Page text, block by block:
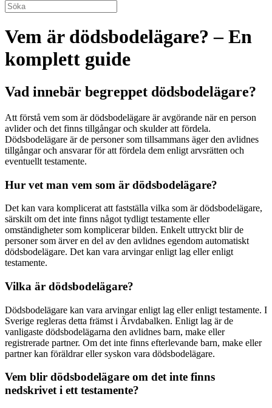
Vem är dödsbodelägare? – En
komplett guide
Vad innebär begreppet dödsbodelägare?
Att förstå vem som är dödsbodelägare är avgörande när en person
avlider och det finns tillgångar och skulder att fördela.
Dödsbodelägare är de personer som tillsammans äger den avlidnes
tillgångar och ansvarar för att fördela dem enligt arvsrätten och
eventuellt testamente.
Hur vet man vem som är dödsbodelägare?
Det kan vara komplicerat att fastställa vilka som är dödsbodelägare,
särskilt om det inte finns något tydligt testamente eller
omständigheter som komplicerar bilden. Enkelt uttryckt blir de
personer som ärver en del av den avlidnes egendom automatiskt
dödsbodelägare. Det kan vara arvingar enligt lag eller enligt
testamente.
Vilka är dödsbodelägare?
Dödsbodelägare kan vara arvingar enligt lag eller enligt testamente. I
Sverige regleras detta främst i Ärvdabalken. Enligt lag är de
vanligaste dödsbodelägarna den avlidnes barn, make eller
registrerade partner. Om det inte finns efterlevande barn, make eller
partner kan föräldrar eller syskon vara dödsbodelägare.
Vem blir dödsbodelägare om det inte finns
nedskrivet i ett testamente?